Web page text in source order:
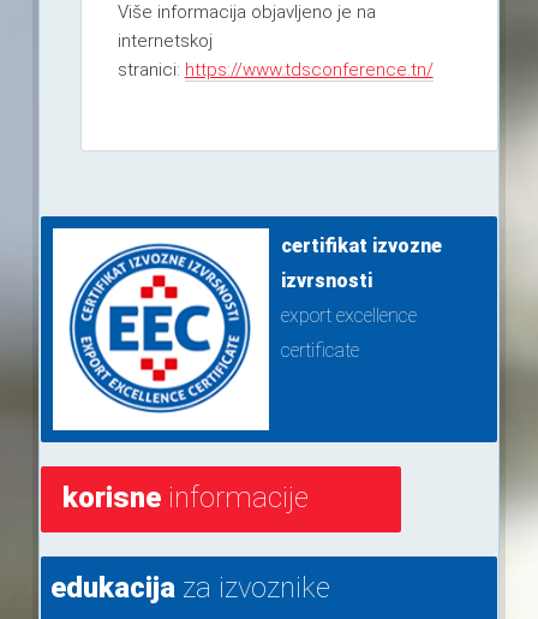
Više informacija objavljeno je na
internetskoj
stranici: https://www.tdsconference.tn/
certifikat izvozne
izvrsnosti
export excellence
certificate
korisneinformacije
edukacijaza izvoznike